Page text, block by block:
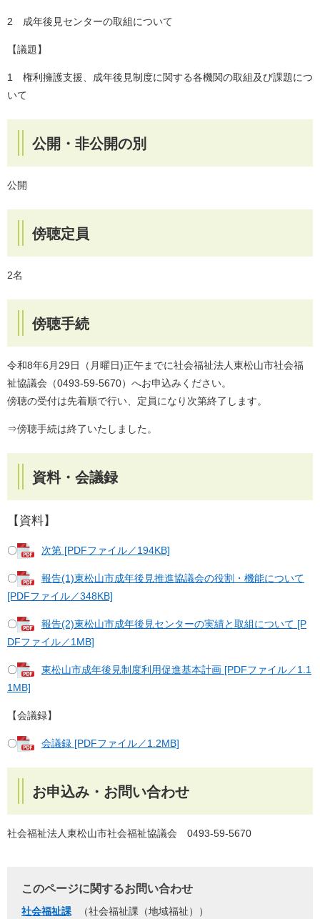
2 成年後見センターの取組について
【議題】
1 権利擁護支援、成年後見制度に関する各機関の取組及び課題につ
いて
公開・非公開の別
公開
傍聴定員
2名
傍聴手続
令和8年6月29日（月曜日)正午までに社会福祉法人東松山市社会福
祉協議会（0493-59-5670）へお申込みください。
傍聴の受付は先着順で行い、定員になり次第終了します。
⇒傍聴手続は終了いたしました。
資料・会議録
【資料】
〇 次第 [PDFファイル／194KB]
〇
報告(1)東松山市成年後見推進協議会の役割・機能について
[PDFファイル／348KB]
〇
報告(2)東松山市成年後見センターの実績と取組について [P
DFファイル／1MB]
〇
東松山市成年後見制度利用促進基本計画 [PDFファイル／1.1
1MB]
【会議録】
〇 会議録 [PDFファイル／1.2MB]
お申込み・お問い合わせ
社会福祉法人東松山市社会福祉協議会 0493-59-5670
このページに関するお問い合わせ
社会福祉課 社会福祉課（地域福祉）